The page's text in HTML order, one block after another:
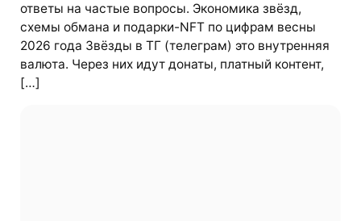
ответы на частые вопросы. Экономика звёзд,
схемы обмана и подарки-NFT по цифрам весны
2026 года Звёзды в ТГ (телеграм) это внутренняя
валюта. Через них идут донаты, платный контент,
[…]